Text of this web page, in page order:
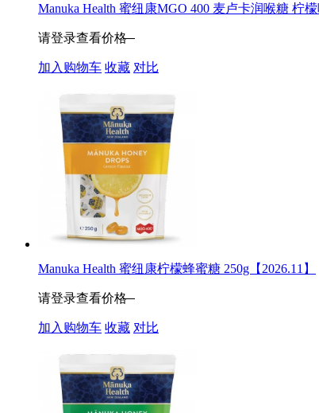
Manuka Health 蜜纽康MGO 400 麦卢卡润喉糖 柠檬
请登录查看价格
加入购物车 收藏 对比
Manuka Health 蜜纽康柠檬蜂蜜糖 250g【2026.11】
请登录查看价格
加入购物车 收藏 对比